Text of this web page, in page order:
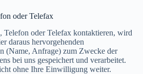
oder Telefax
Telefon oder Telefax kontaktieren, wird
daraus hervorgehenden
(Name, Anfrage) zum Zwecke der
bei uns gespeichert und verarbeitet.
ohne Ihre Einwilligung weiter.